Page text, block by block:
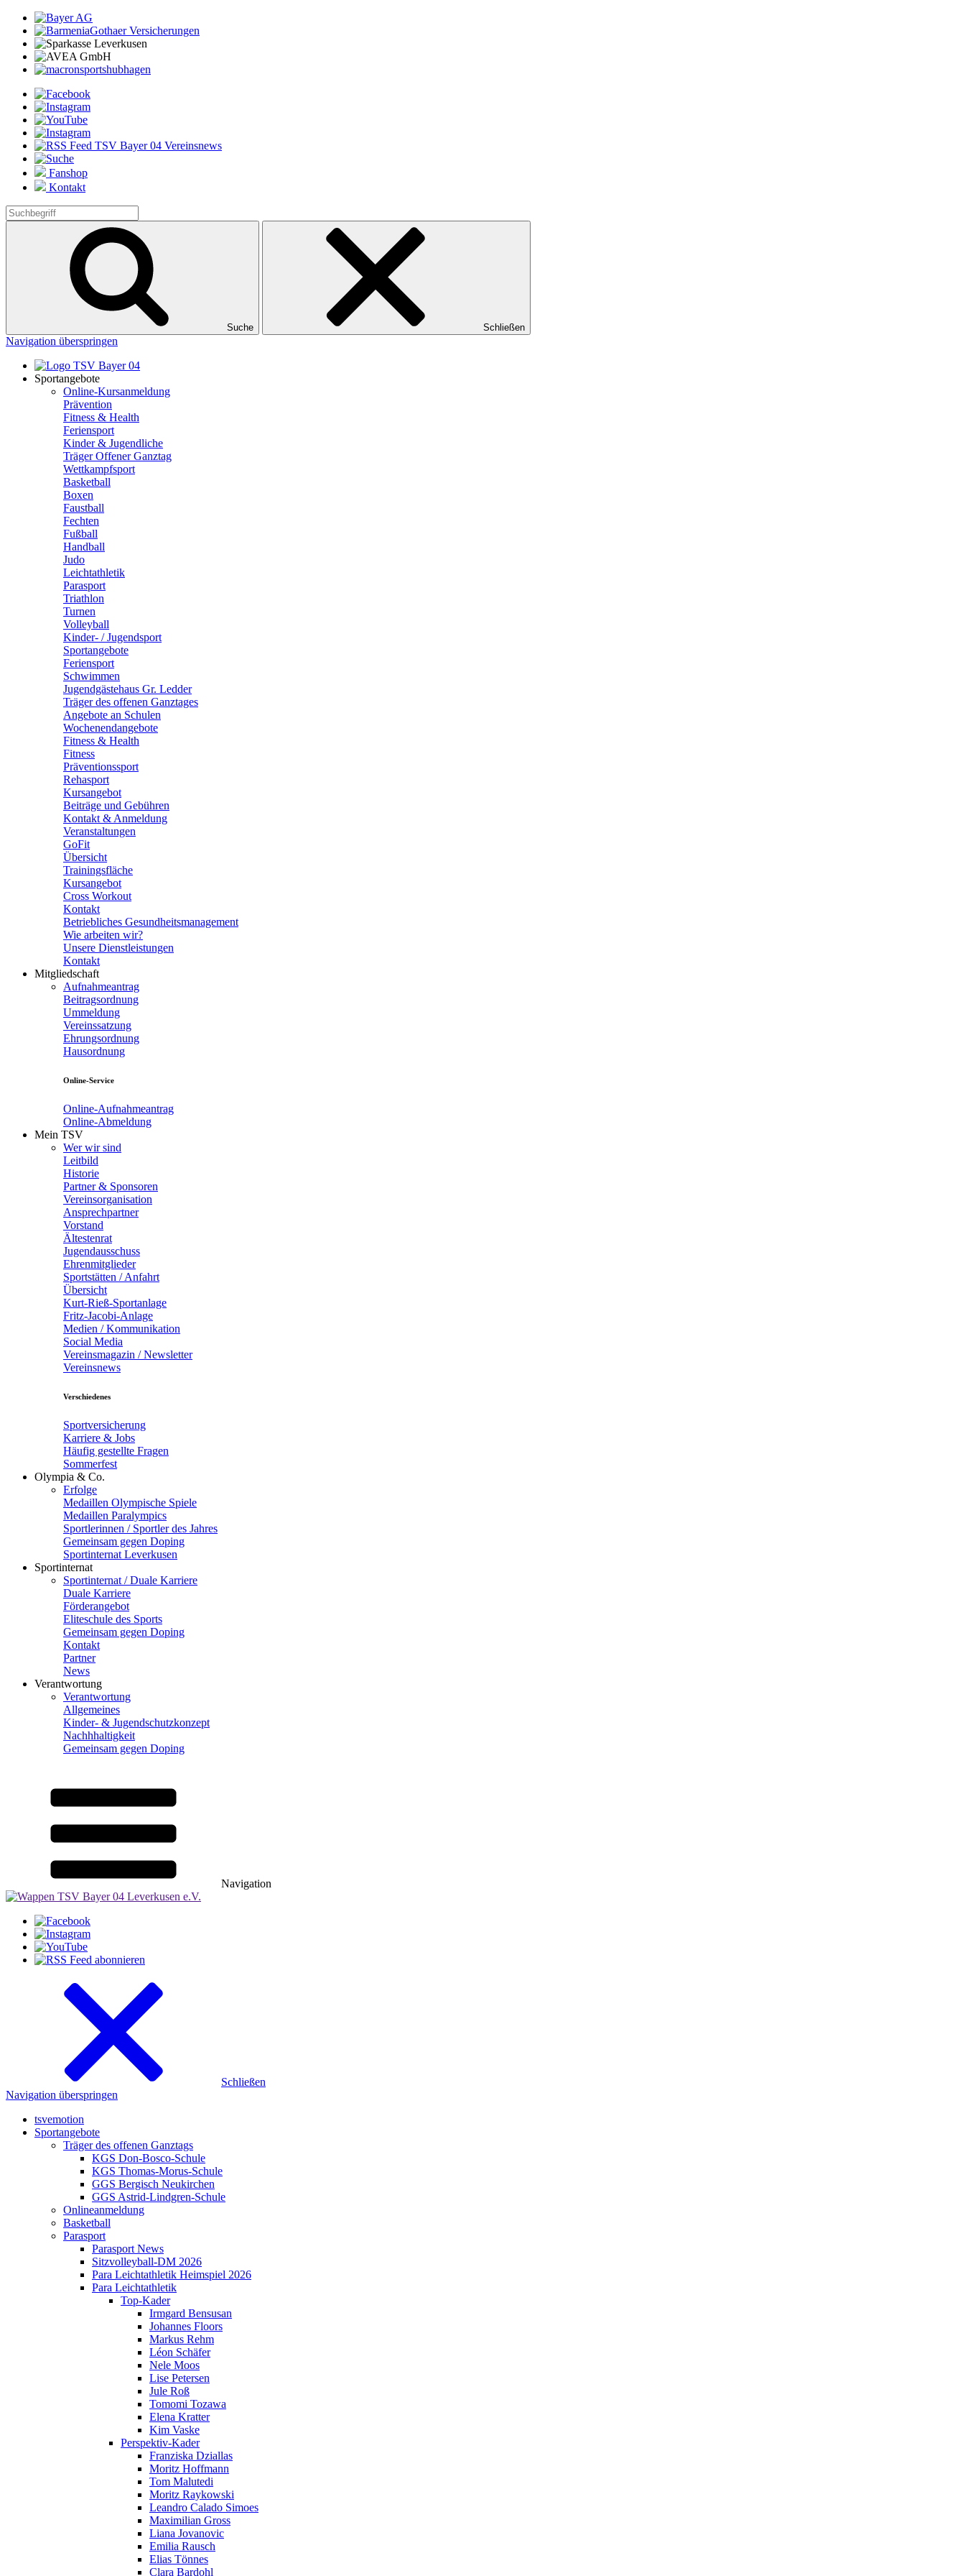
Fanshop
Kontakt
Suche Schließen
Navigation überspringen
Sportangebote
Online-Kursanmeldung
Prävention
Fitness & Health
Feriensport
Kinder & Jugendliche
Träger Offener Ganztag
Wettkampfsport
Basketball
Boxen
Faustball
Fechten
Fußball
Handball
Judo
Leichtathletik
Parasport
Triathlon
Turnen
Volleyball
Kinder- / Jugendsport
Sportangebote
Feriensport
Schwimmen
Jugendgästehaus Gr. Ledder
Träger des offenen Ganztages
Angebote an Schulen
Wochenendangebote
Fitness & Health
Fitness
Präventionssport
Rehasport
Kursangebot
Beiträge und Gebühren
Kontakt & Anmeldung
Veranstaltungen
GoFit
Übersicht
Trainingsfläche
Kursangebot
Cross Workout
Kontakt
Betriebliches Gesundheitsmanagement
Wie arbeiten wir?
Unsere Dienstleistungen
Kontakt
Mitgliedschaft
Aufnahmeantrag
Beitragsordnung
Ummeldung
Vereinssatzung
Ehrungsordnung
Hausordnung
Online-Service
Online-Aufnahmeantrag
Online-Abmeldung
Mein TSV
Wer wir sind
Leitbild
Historie
Partner & Sponsoren
Vereinsorganisation
Ansprechpartner
Vorstand
Ältestenrat
Jugendausschuss
Ehrenmitglieder
Sportstätten / Anfahrt
Übersicht
Kurt-Rieß-Sportanlage
Fritz-Jacobi-Anlage
Medien / Kommunikation
Social Media
Vereinsmagazin / Newsletter
Vereinsnews
Verschiedenes
Sportversicherung
Karriere & Jobs
Häufig gestellte Fragen
Sommerfest
Olympia & Co.
Erfolge
Medaillen Olympische Spiele
Medaillen Paralympics
Sportlerinnen / Sportler des Jahres
Gemeinsam gegen Doping
Sportinternat Leverkusen
Sportinternat
Sportinternat / Duale Karriere
Duale Karriere
Förderangebot
Eliteschule des Sports
Gemeinsam gegen Doping
Kontakt
Partner
News
Verantwortung
Verantwortung
Allgemeines
Kinder- & Jugendschutzkonzept
Nachhhaltigkeit
Gemeinsam gegen Doping
Navigation
Schließen
Navigation überspringen
tsvemotion
Sportangebote
Träger des offenen Ganztags
KGS Don-Bosco-Schule
KGS Thomas-Morus-Schule
GGS Bergisch Neukirchen
GGS Astrid-Lindgren-Schule
Onlineanmeldung
Basketball
Parasport
Parasport News
Sitzvolleyball-DM 2026
Para Leichtathletik Heimspiel 2026
Para Leichtathletik
Top-Kader
Irmgard Bensusan
Johannes Floors
Markus Rehm
Léon Schäfer
Nele Moos
Lise Petersen
Jule Roß
Tomomi Tozawa
Elena Kratter
Kim Vaske
Perspektiv-Kader
Franziska Dziallas
Moritz Hoffmann
Tom Malutedi
Moritz Raykowski
Leandro Calado Simoes
Maximilian Gross
Liana Jovanovic
Emilia Rausch
Elias Tönnes
Clara Bardohl